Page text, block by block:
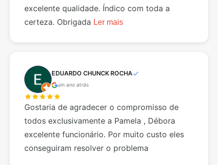
excelente qualidade. Índico com toda a
certeza. Obrigada Ler mais
EDUARDO CHUNCK ROCHA
um ano atrás
Gostaria de agradecer o compromisso de
todos exclusivamente a Pamela , Débora
excelente funcionário. Por muito custo eles
conseguiram resolver o problema